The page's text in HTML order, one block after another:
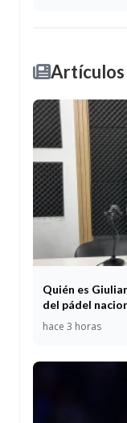
Artículos
Quién es
del pádel
hace 3 horas